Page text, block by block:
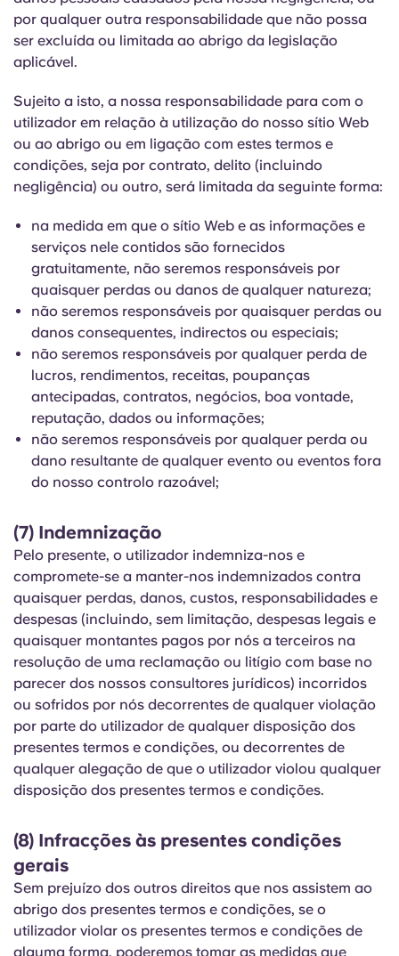
por qualquer outra responsabilidade que não possa
ser excluída ou limitada ao abrigo da legislação
aplicável.
Sujeito a isto, a nossa responsabilidade para com o
utilizador em relação à utilização do nosso sítio Web
ou ao abrigo ou em ligação com estes termos e
condições, seja por contrato, delito (incluindo
negligência) ou outro, será limitada da seguinte forma:
na medida em que o sítio Web e as informações e
serviços nele contidos são fornecidos
gratuitamente, não seremos responsáveis por
quaisquer perdas ou danos de qualquer natureza;
não seremos responsáveis por quaisquer perdas ou
danos consequentes, indirectos ou especiais;
não seremos responsáveis por qualquer perda de
lucros, rendimentos, receitas, poupanças
antecipadas, contratos, negócios, boa vontade,
reputação, dados ou informações;
não seremos responsáveis por qualquer perda ou
dano resultante de qualquer evento ou eventos fora
do nosso controlo razoável;
(7) Indemnização
Pelo presente, o utilizador indemniza-nos e
compromete-se a manter-nos indemnizados contra
quaisquer perdas, danos, custos, responsabilidades e
despesas (incluindo, sem limitação, despesas legais e
quaisquer montantes pagos por nós a terceiros na
resolução de uma reclamação ou litígio com base no
parecer dos nossos consultores jurídicos) incorridos
ou sofridos por nós decorrentes de qualquer violação
por parte do utilizador de qualquer disposição dos
presentes termos e condições, ou decorrentes de
qualquer alegação de que o utilizador violou qualquer
disposição dos presentes termos e condições.
(8) Infracções às presentes condições
gerais
Sem prejuízo dos outros direitos que nos assistem ao
abrigo dos presentes termos e condições, se o
utilizador violar os presentes termos e condições de
alguma forma, poderemos tomar as medidas que